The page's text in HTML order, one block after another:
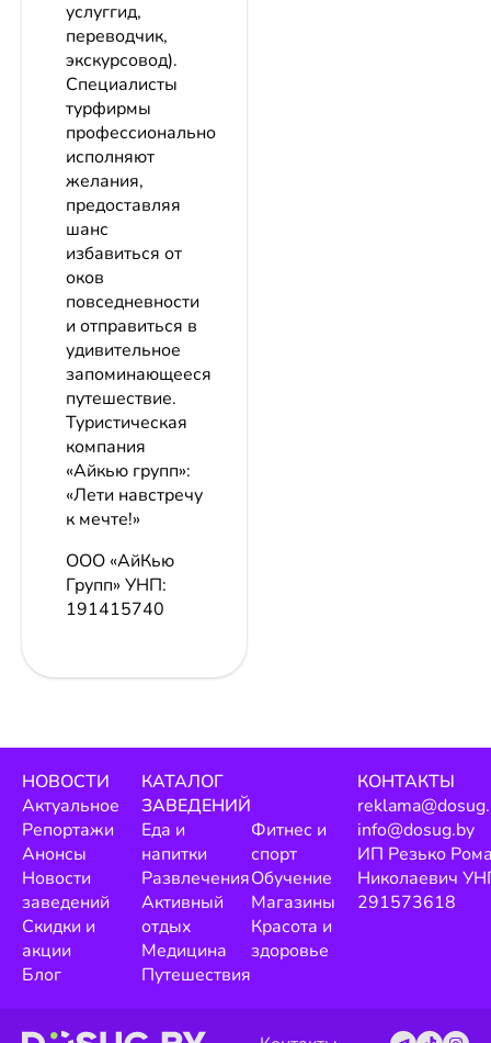
услуггид,
переводчик,
экскурсовод).
Специалисты
турфирмы
профессионально
исполняют
желания,
предоставляя
шанс
избавиться от
оков
повседневности
и отправиться в
удивительное
запоминающееся
путешествие.
Туристическая
компания
«Айкью групп»:
«Лети навстречу
к мечте!»
ООО «АйКью
Групп» УНП:
191415740
НОВОСТИ
Актуальное
Репортажи
Анонсы
Новости
заведений
Скидки и
акции
Блог
КАТАЛОГ
ЗАВЕДЕНИЙ
Еда и
напитки
Развлечения
Активный
отдых
Медицина
Путешествия
Фитнес и
спорт
Обучение
Магазины
Красота и
здоровье
КОНТАКТЫ
info@dosug.by
ИП Резько
Николаевич
291573618